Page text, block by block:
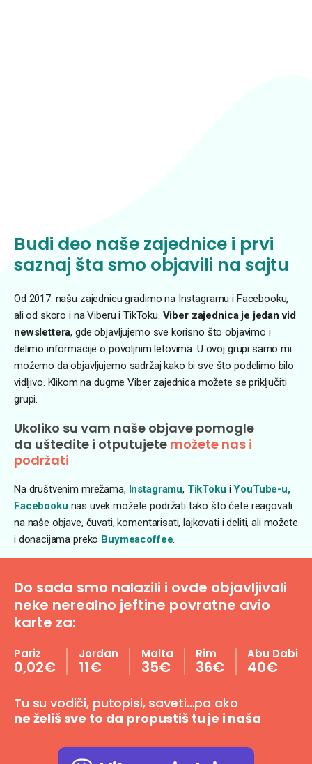
Budi deo naše zajednice i prvi
saznaj šta smo objavili na sajtu
Od 2017. našu zajednicu gradimo na Instagramu i Facebooku,
ali od skoro i na Viberu i TikToku. Viber zajednica je jedan vid
newslettera, gde objavljujemo sve korisno što objavimo i
delimo informacije o povoljnim letovima. U ovoj grupi samo mi
možemo da objavljujemo sadržaj kako bi sve što podelimo bilo
vidljivo. Klikom na dugme Viber zajednica možete se priključiti
grupi.
Ukoliko su vam naše objave pomogle
da uštedite i otputujete možete nas i
podržati
Na društvenim mrežama, Instagramu, TikToku iYouTube-u,
Facebooku nas uvek možete podržati tako što ćete reagovati
na naše objave, čuvati, komentarisati, lajkovati i deliti, ali možete
i donacijama preko Buymeacoffee
Do sada smo nalazili i ovde objavljivali
neke nerealno jeftine povratne avio
karte za:
Pariz
0,02€
Jordan
11€
Malta
35€
Rim
36€
Abu Dabi
40€
Tu su vodiči, putopisi, saveti…pa ako
ne želiš sve to da propustiš tu je i naša